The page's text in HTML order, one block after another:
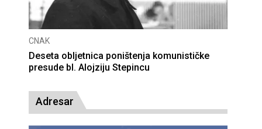
CNAK
Deseta obljetnica poništenja komunističke
presude bl. Alojziju Stepincu
Adresar